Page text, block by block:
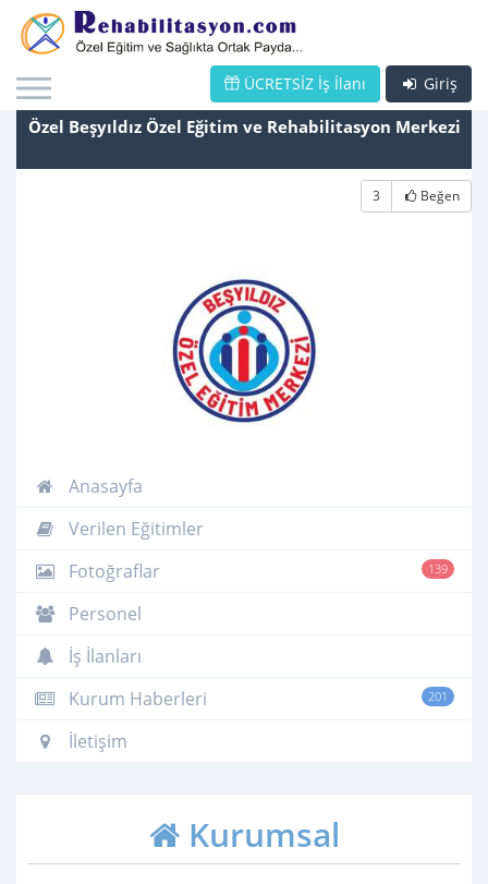
Giriş
ÜCRETSİZ İş İlanı
Özel Beşyıldız Özel Eğitim ve Rehabilitasyon Merkezi
3 Beğen
Anasayfa
Verilen Eğitimler
139
Fotoğraflar
Personel
İş İlanları
201
Kurum Haberleri
İletişim
Kurumsal